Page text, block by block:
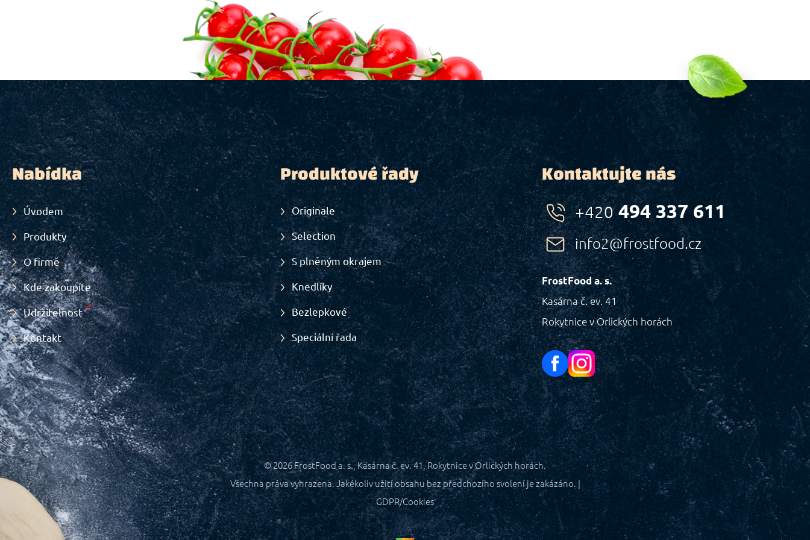
Nabídka
Úvodem
Produkty
O firmě
Kde zakoupíte
Udržitelnost
Kontakt
Produktové řady
Originale
Selection
S plněným okrajem
Knedlíky
Bezlepkové
Speciální řada
Kontaktujte nás
+420494 337 611
info2@frostfood.cz
FrostFood a. s.
Kasárna č. ev. 41
Rokytnice v Orlických horách
© 2026FrostFood a. s., Kasárna č. ev. 41, Rokytnice v Orlických horách.
Všechna práva vyhrazena. Jakékoliv užití obsahu bez předchozího svolení je zakázáno. |
GDPR/Cookies